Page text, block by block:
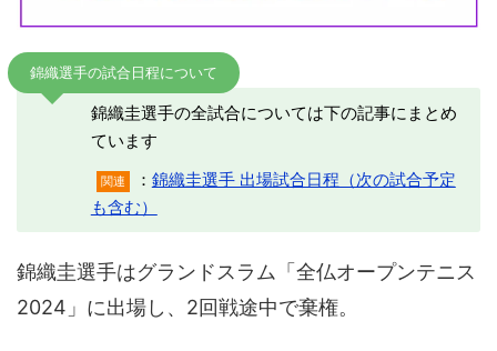
錦織選手の試合日程について
錦織圭選手の全試合については下の記事にまとめ
ています
関連 ： 錦織圭選手 出場試合日程（次の試合予定
も含む）
錦織圭選手はグランドスラム「全仏オープンテニス
2024」に出場し、2回戦途中で棄権。